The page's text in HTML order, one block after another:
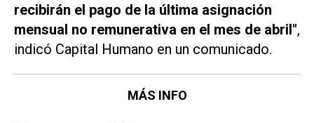
recibirán el pago de la última asignación
mensual no remunerativa en el mes de abril",
indicó Capital Humano en un comunicado.
MÁS INFO